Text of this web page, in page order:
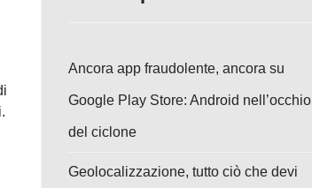
Ancora app fraudolente, ancora su
Google Play Store: Android nell’occhio
del ciclone
Geolocalizzazione, tutto ciò che devi